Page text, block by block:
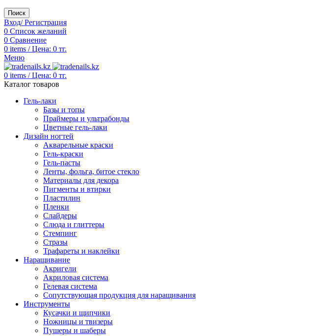
Поиск
Вход/ Регистрация
0 Список желаний
0 Сравнение
0 items / Цена: 0 тг.
Меню
0 items / Цена: 0 тг.
Каталог товаров
Гель-лаки
Базы и топы
Праймеры и ультрабонды
Цветные гель-лаки
Дизайн ногтей
Акварельные краски
Гель-краски
Гель-пасты
Ленты, фольга, битое стекло
Материалы для декора
Пигменты и втирки
Пластилин
Пленки
Слайдеры
Слюда и глиттеры
Стемпинг
Стразы
Трафареты и наклейки
Наращивание
Акригели
Акриловая система
Гелевая система
Сопутствующая продукция для наращивания
Инструменты
Кусачки и щипчики
Ножницы и твизеры
Пушеры и шаберы